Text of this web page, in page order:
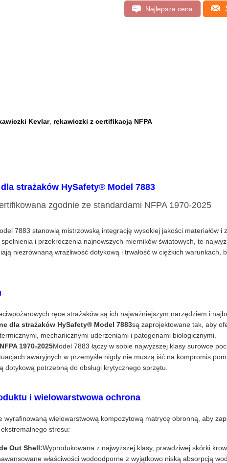
Najlepsza cena
Kevlar, rękawiczki z certifikacją NFPA
strażaków HySafety® Model 7883
zgodnie ze standardami NFPA 1970-2025
7883 stanowią mistrzowską integrację wysokiej jakości materiałów i
i przekroczenia najnowszych mierników światowych, te
niezrównaną wrażliwość dotykową i trwałość w ciężkich warunkach,
ręce strażaków są ich najważniejszym narzędziem i
dla strażaków HySafety® Model 7883są zaprojektowane tak, aby
mechanicznymi uderzeniami i patogenami biologicznymi.
NFPA 1970-2025Model 7883 łączy w sobie najwyższej klasy surowce
awaryjnych w przemyśle nigdy nie muszą iść na kompromis
dotykową potrzebną do obsługi krytycznego sprzętu.
i wielowarstwowa ochrona
wyrafinowaną wielowarstwową kompozytową matrycę obronną, aby
stresu:
Out Shell:Wyprodukowana z najwyższej klasy, prawdziwej skórki
właściwości wodoodporne z wyjątkowo niską absorpcją